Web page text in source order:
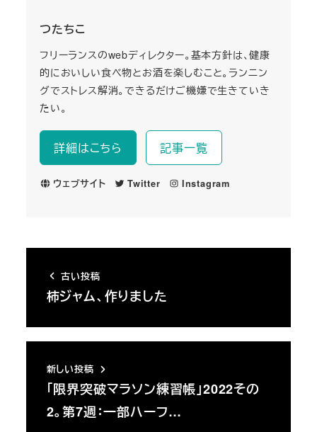
つたちこ
フリーランスのwebディレクター。基本方針は、健康
的においしい食べ物とお酒を楽しむこと。ランニン
グでストレス解消。できるだけご機嫌で生きていき
たい。
詳細はこちら 記事一覧
ウェブサイト Twitter Instagram
古い投稿
柿ジャム、作りました
新しい投稿
「限界突破マラソン練習帳」2022その
2。第7週：一部ハーフ…